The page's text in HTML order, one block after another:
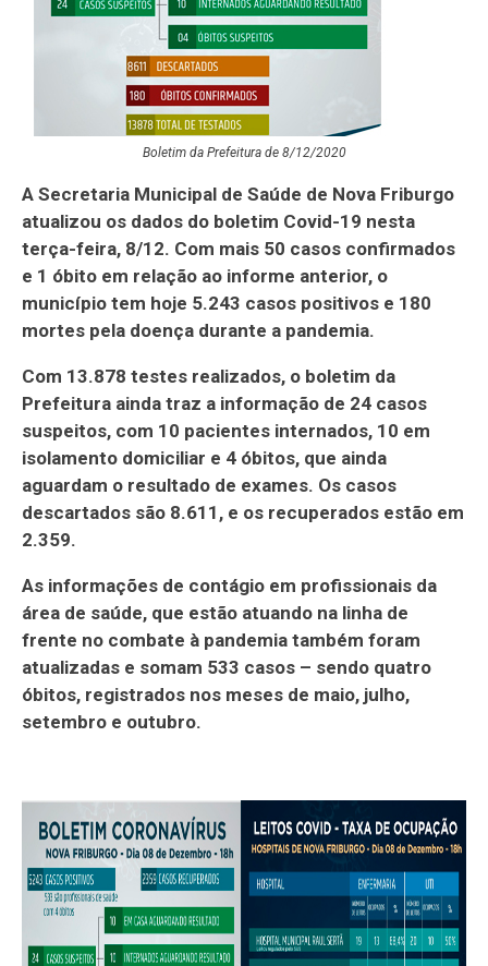
Boletim da Prefeitura de 8/12/2020
A Secretaria Municipal de Saúde de Nova Friburgo
atualizou os dados do boletim Covid-19 nesta
terça-feira, 8/12. Com mais 50 casos confirmados
e 1 óbito em relação ao informe anterior, o
município tem hoje 5.243 casos positivos e 180
mortes pela doença durante a pandemia.
Com 13.878 testes realizados, o boletim da
Prefeitura ainda traz a informação de 24 casos
suspeitos, com 10 pacientes internados, 10 em
isolamento domiciliar e 4 óbitos, que ainda
aguardam o resultado de exames. Os casos
descartados são 8.611, e os recuperados estão em
2.359.
As informações de contágio em profissionais da
área de saúde, que estão atuando na linha de
frente no combate à pandemia também foram
atualizadas e somam 533 casos – sendo quatro
óbitos, registrados nos meses de maio, julho,
setembro e outubro.